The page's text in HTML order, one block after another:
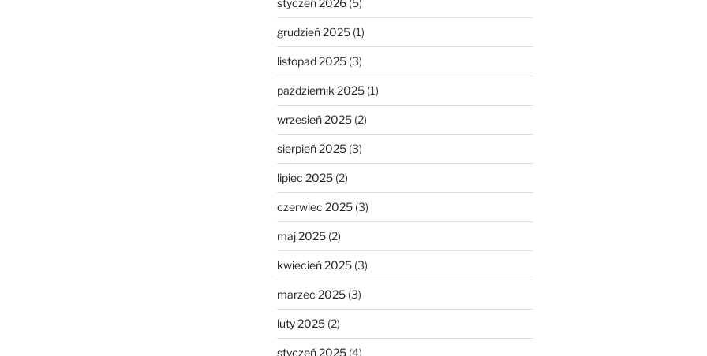
styczeń 2026(5)
grudzień 2025(1)
listopad 2025(3)
październik 2025(1)
wrzesień 2025(2)
sierpień 2025(3)
lipiec 2025(2)
czerwiec 2025(3)
maj 2025(2)
kwiecień 2025(3)
marzec 2025(3)
luty 2025(2)
styczeń 2025(4)